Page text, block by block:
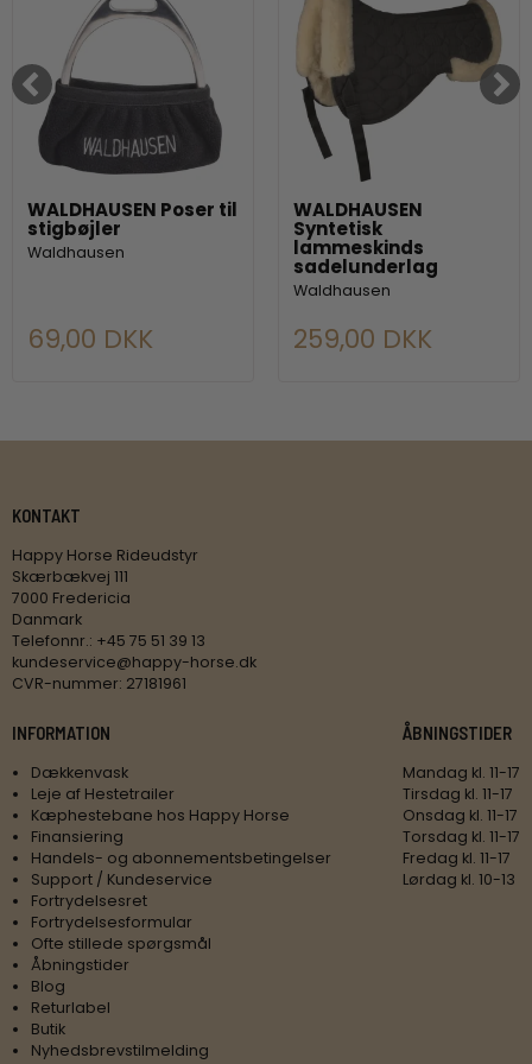
WALDHAUSEN Poser til
stigbøjler
Waldhausen
69,00 DKK
WALDHAUSEN
Syntetisk
lammeskinds
sadelunderlag
Waldhausen
259,00 DKK
KONTAKT
Happy Horse Rideudstyr
Skærbækvej 111
7000 Fredericia
Danmark
Telefonnr.: +45 75 51 39 13
kundeservice@happy-horse.dk
CVR-nummer: 27181961
INFORMATION
Dækkenvask
Leje af Hestetrailer
Kæphestebane hos Happy Horse
Finansiering
Handels- og abonnementsbetingelser
Support / Kundeservice
Fortrydelsesret
Fortrydelsesformular
Ofte stillede spørgsmål
Åbningstider
Blog
Returlabel
Butik
Nyhedsbrevstilmelding
ÅBNINGSTIDER
Mandag kl. 11-17
Tirsdag kl. 11-17
Onsdag kl. 11-17
Torsdag kl. 11-17
Fredag kl. 11-17
Lørdag kl. 10-13